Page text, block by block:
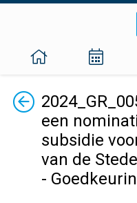
Terug
een
subsidie
van de
-